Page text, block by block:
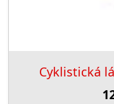
Cyklistická